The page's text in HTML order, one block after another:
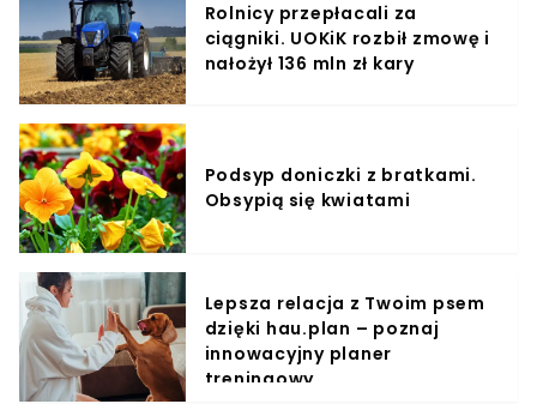
Rolnicy przepłacali za
ciągniki. UOKiK rozbił zmowę i
nałożył 136 mln zł kary
Podsyp doniczki z bratkami.
Obsypią się kwiatami
Lepsza relacja z Twoim psem
dzięki hau.plan – poznaj
innowacyjny planer
treningowy